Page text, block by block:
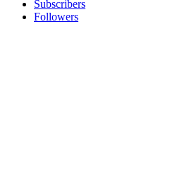
Subscribers
Followers